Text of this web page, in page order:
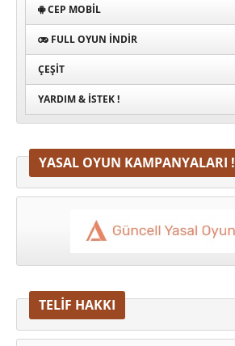
CEP MOBIL
FULL OYUN İNDIR
ÇEŞIT
YARDIM & İSTEK !
YASAL OYUN KAMPANYALARI !
TELİF HAKKI